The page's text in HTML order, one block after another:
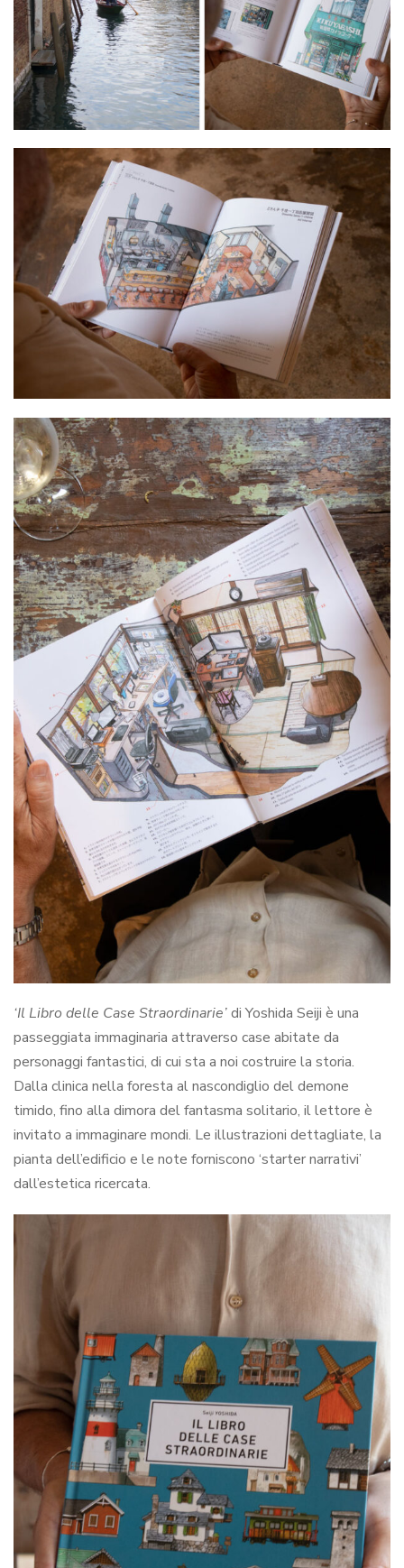
‘Il Libro delle Case Straordinarie’di Yoshida Seiji è una
passeggiata immaginaria attraverso case abitate da
personaggi fantastici, di cui sta a noi costruire la storia.
Dalla clinica nella foresta al nascondiglio del demone
timido, fino alla dimora del fantasma solitario, il lettore è
invitato a immaginare mondi. Le illustrazioni dettagliate, la
pianta dell’edificio e le note forniscono ‘starter narrativi’
dall’estetica ricercata.